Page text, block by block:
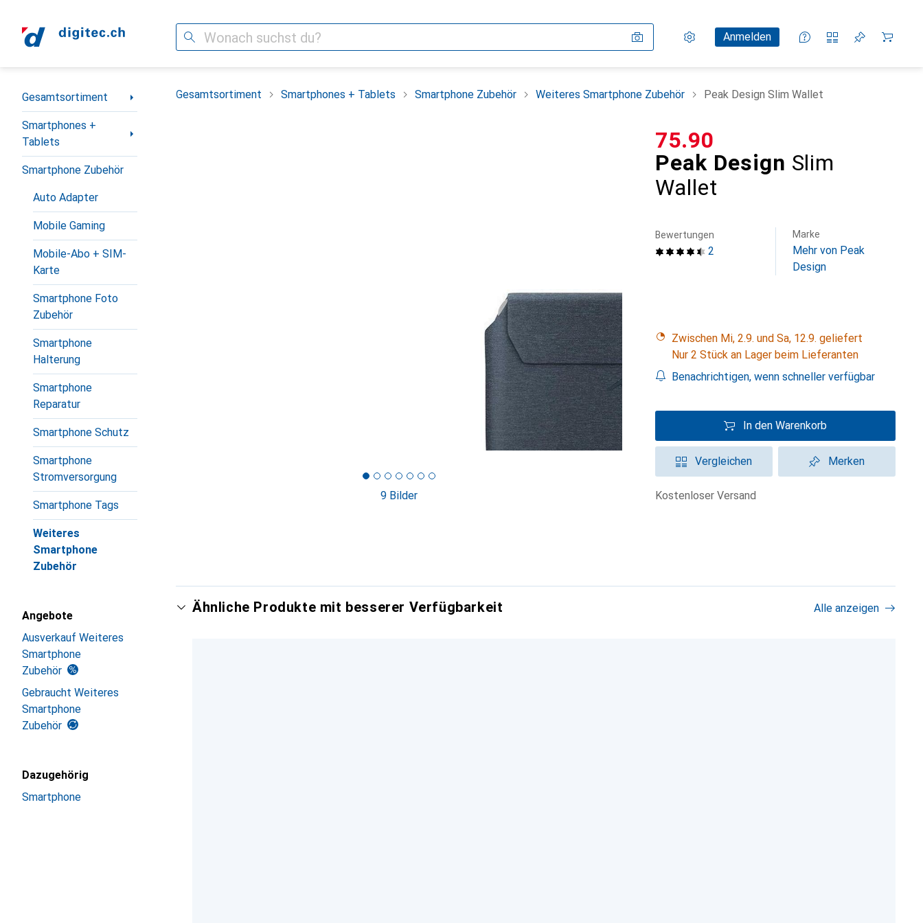
Suche Einstellungen
KundenkontoAnmelden
Vergleichslisten
Merklisten
Warenkorb
Navigation nach Kategorien
Gesamtsortiment
Smartphones +
Tablets
Smartphone Zubehör
Auto Adapter
Mobile Gaming
Mobile-Abo + SIM-
Karte
Smartphone Foto
Zubehör
Smartphone
Halterung
Smartphone
Reparatur
Smartphone Schutz
Smartphone
Stromversorgung
Smartphone Tags
Weiteres
Smartphone
Zubehör
Angebote
Ausverkauf Weiteres
Smartphone
Zubehör
Gebraucht Weiteres
Smartphone
Zubehör
Dazugehörig
Smartphone
Gesamtsortiment Smartphones + Tablets Smartphone Zubehör Weiteres Smartphone Zubehör Peak Design Slim Wallet
9 Bilder
Peak Design Slim
Wallet
CHF
75.90
2
Bewertungen Marke
Mehr von Peak
Design
Zwischen Mi, 2.9. und Sa, 12.9. geliefert
Nur 2 Stück an Lager beim Lieferanten
Benachrichtigen, wenn schneller verfügbar
In den Warenkorb
Vergleichen Merken
kostenloser Versand
Ähnliche Produkte mit besserer Verfügbarkeit Alle anzeigen